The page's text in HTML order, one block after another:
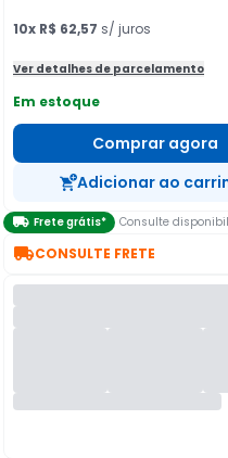
10x R$ 62,57 s/ juros
Ver detalhes de parcelamento
Em estoque
Comprar agora
Adicionar ao
 Frete grátis* Consulte
CONSULTE FRETE